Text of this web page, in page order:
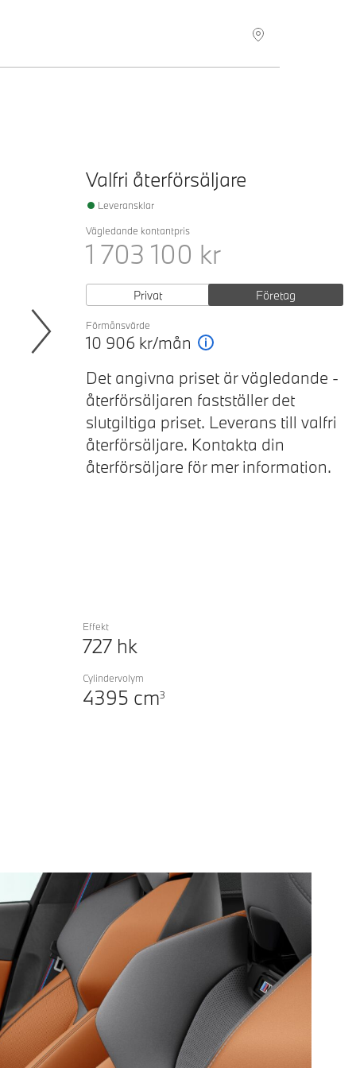
Valfri återförsäljare
Leveransklar
Vägledande kontantpris
1 703 100 kr
Privat Företag
Förmånsvärde
10 906 kr/mån
Det angivna priset är vägledande -
återförsäljaren fastställer det
slutgiltiga priset. Leverans till valfri
återförsäljare. Kontakta din
återförsäljare för mer information.
Effekt
727 hk
Cylindervolym
4395 cm3